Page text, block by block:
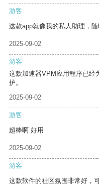
游客
这款app就像我的私人助理，
2025-09-02
游客
这款加速器VPM应用程序已经
护。
2025-09-02
游客
超棒啊 好用
2025-09-02
游客
这款软件的社区氛围非常好，